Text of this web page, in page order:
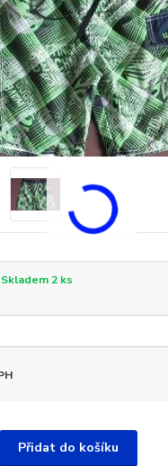
Skladem 2 ks
Přidat do košíku